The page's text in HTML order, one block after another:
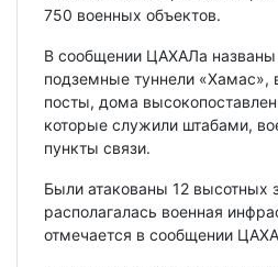
750 военных объектов.
В сообщении ЦАХАЛа
подземные туннели «Хамас»,
посты, дома
которые служили штабами,
пункты связи.
Были атакованы 12 высотных
располагалась военная
отмечается в сообщении